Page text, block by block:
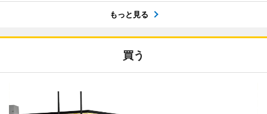
もっと見る
買う